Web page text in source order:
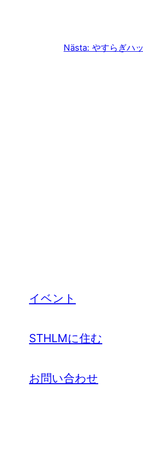
Nästa: やすらぎハ
イベント
STHLMに住む
お問い合わせ